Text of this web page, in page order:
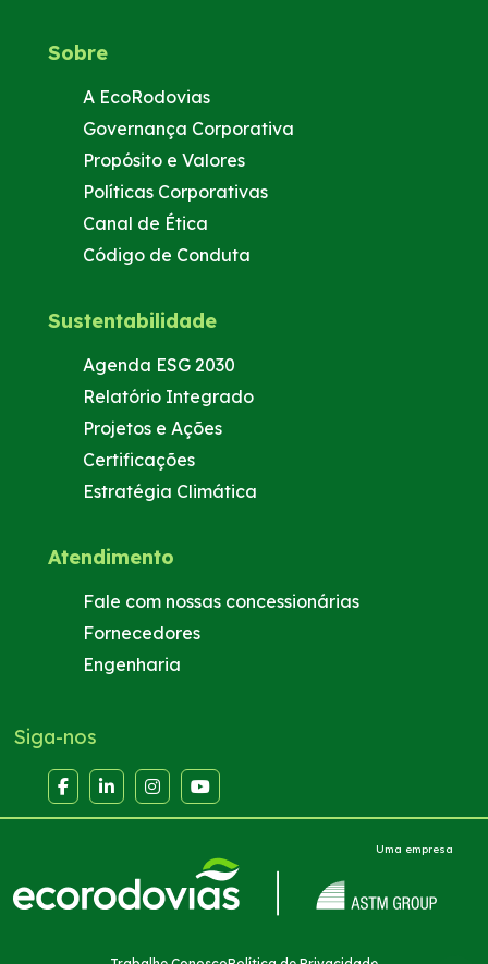
Sobre
A EcoRodovias
Governança Corporativa
Propósito e Valores
Políticas Corporativas
Canal de Ética
Código de Conduta
Sustentabilidade
Agenda ESG 2030
Relatório Integrado
Projetos e Ações
Certificações
Estratégia Climática
Atendimento
Fale com nossas concessionárias
Fornecedores
Engenharia
Siga-nos
Uma empresa